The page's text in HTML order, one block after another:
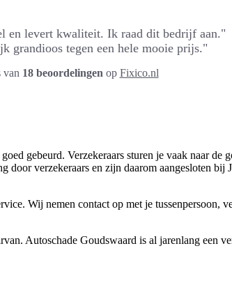
en levert kwaliteit. Ik raad dit bedrijf aan."
grandioos tegen een hele mooie prijs."
van 18 beoordelingen op Fixico.nl
gebeurd. Verzekeraars sturen je vaak naar de
verzekeraars en zijn daarom aangesloten
Wij nemen contact op met je tussenpersoon,
Autoschade Goudswaard is al jarenlang een